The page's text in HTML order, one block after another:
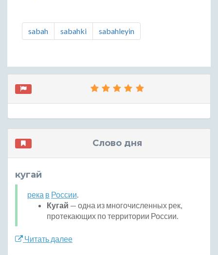
sabah sabahki sabahleyin
Слово дня
кугай
река в России.
Кугай — одна из многочисленных рек,
протекающих по территории России.
Читать далее